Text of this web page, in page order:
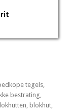
tegels,
bestrating,
blokhut,